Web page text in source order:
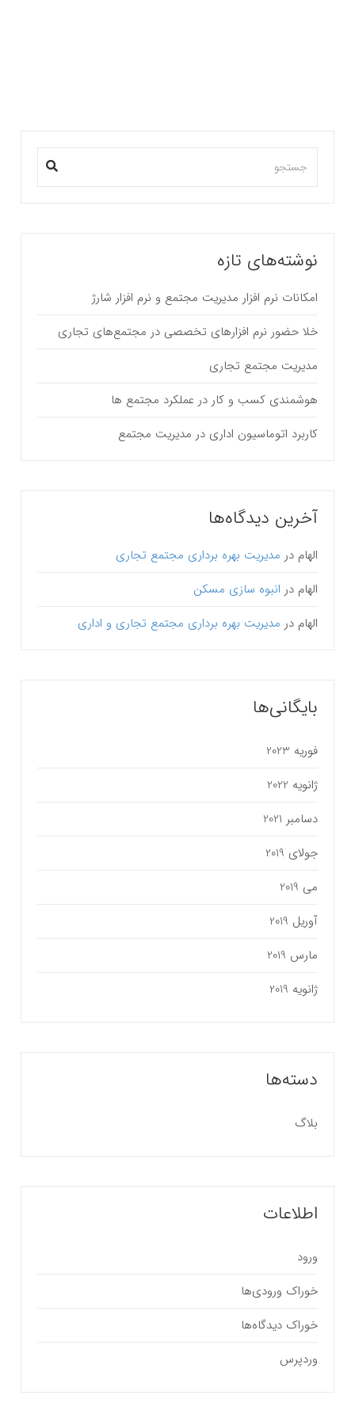
نوشته‌های تازه
امکانات نرم افزار مدیریت مجتمع و نرم افزار شارژ
خلا حضور نرم افزارهای تخصصی در مجتمع‌های تجاری
مدیریت مجتمع تجاری
هوشمندی کسب و کار در عملکرد مجتمع ها
کاربرد اتوماسیون اداری در مدیریت مجتمع
آخرین دیدگاه‌ها
الهام در مدیریت بهره برداری مجتمع تجاری
الهام در انبوه سازی مسکن
الهام در مدیریت بهره برداری مجتمع تجاری و اداری
بایگانی‌ها
فوریه 2023
ژانویه 2022
دسامبر 2021
جولای 2019
می 2019
آوریل 2019
مارس 2019
ژانویه 2019
دسته‌ها
بلاگ
اطلاعات
ورود
خوراک ورودی‌ها
خوراک دیدگاه‌ها
وردپرس